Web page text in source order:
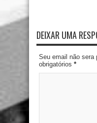
DEIXAR UMA
Seu email não sera
obrigatórios *